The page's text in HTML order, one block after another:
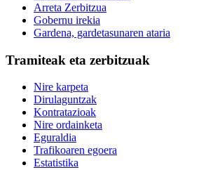
Arreta Zerbitzua
Gobernu irekia
Gardena, gardetasunaren ataria
Tramiteak eta zerbitzuak
Nire karpeta
Dirulaguntzak
Kontratazioak
Nire ordainketa
Eguraldia
Trafikoaren egoera
Estatistika